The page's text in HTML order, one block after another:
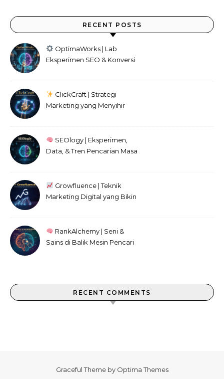
RECENT POSTS
OptimaWorks | Lab
Eksperimen SEO & Konversi
ClickCraft | Strategi
Marketing yang Menyihir
SEOlogy | Eksperimen,
Data, & Tren Pencarian Masa
Growfluence | Teknik
Marketing Digital yang Bikin
RankAlchemy | Seni &
Sains di Balik Mesin Pencari
RECENT COMMENTS
Graceful Theme by Optima Themes